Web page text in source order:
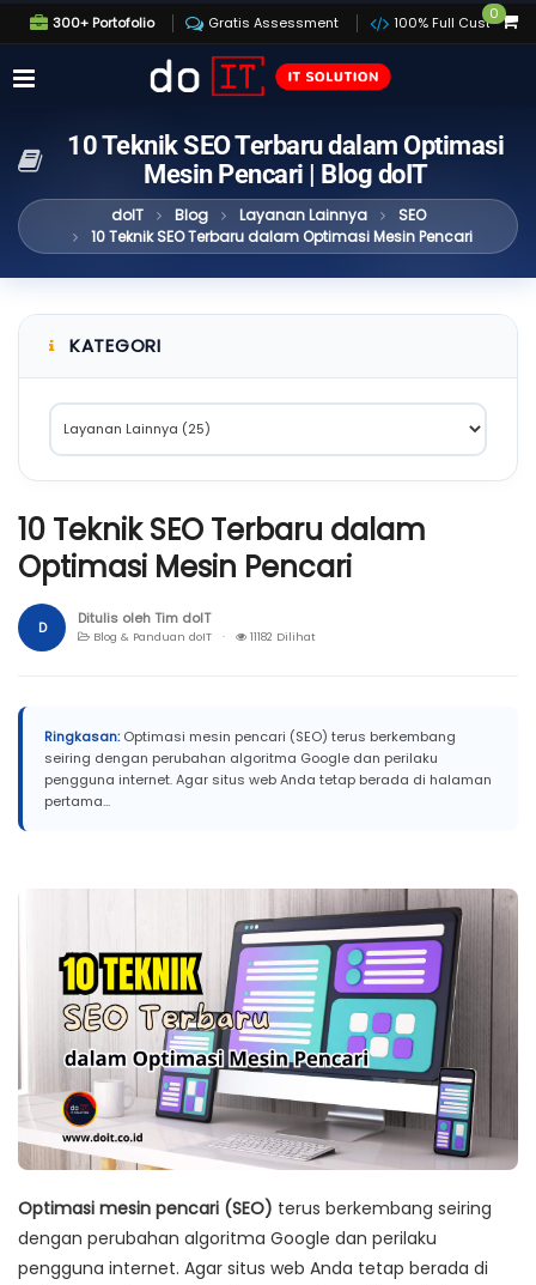
300+ Portofolio Gratis Assessment 100% Full Custom
0
10 Teknik SEO Terbaru dalam Optimasi
Mesin Pencari | Blog doIT
doIT Blog Layanan Lainnya
SEO
10 Teknik SEO Terbaru dalam Optimasi Mesin Pencari
KATEGORI
10 Teknik SEO Terbaru dalam
Optimasi Mesin Pencari
D Ditulis oleh Tim doIT
Blog & Panduan doIT · 11182 Dilihat
Ringkasan:Optimasi mesin pencari (SEO) terus berkembang
seiring dengan perubahan algoritma Google dan perilaku
pengguna internet. Agar situs web Anda tetap berada di halaman
pertama...
Optimasi mesin pencari (SEO) terus berkembang seiring
dengan perubahan algoritma Google dan perilaku
pengguna internet. Agar situs web Anda tetap berada di